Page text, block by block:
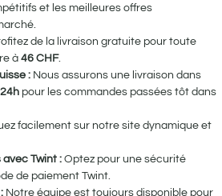
et les meilleures offres
de la livraison gratuite pour toute
à 46 CHF.
: Nous assurons une livraison dans
24h pour les commandes passées tôt dans
facilement sur notre site dynamique et
Twint : Optez pour une sécurité
de paiement Twint.
Notre équipe est toujours disponible pour